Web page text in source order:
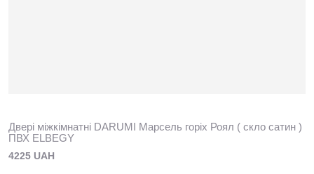
Двері міжкімнатні DARUMI Марсель горіх Роял ( скло сатин )
ПВХ ELBEGY
4225 UAH